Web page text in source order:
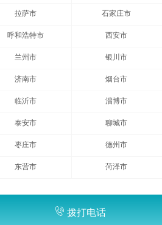
拉萨市 石家庄市
呼和浩特市 西安市
兰州市 银川市
济南市 烟台市
临沂市 淄博市
泰安市 聊城市
枣庄市 德州市
东营市 菏泽市
渝ICP备2024026439号-1拨打电话